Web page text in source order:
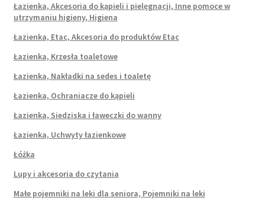
Łazienka, Akcesoria do kąpieli i pielęgnacji, Inne pomoce w
utrzymaniu higieny, Higiena
Łazienka, Etac, Akcesoria do produktów Etac
Łazienka, Krzesła toaletowe
Łazienka, Nakładki na sedes i toaletę
Łazienka, Ochraniacze do kąpieli
Łazienka, Siedziska i ławeczki do wanny
Łazienka, Uchwyty łazienkowe
Łóżka
Lupy i akcesoria do czytania
Małe pojemniki na leki dla seniora, Pojemniki na leki